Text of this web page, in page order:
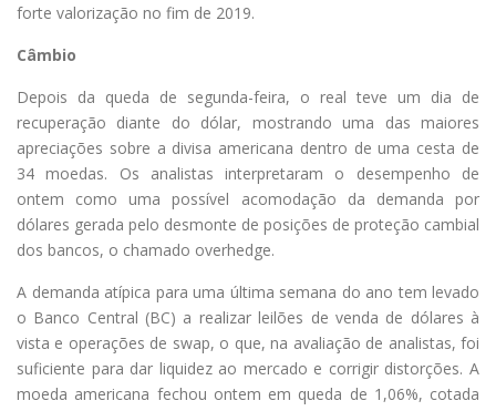
forte valorização no fim de 2019.
Câmbio
Depois da queda de segunda-feira, o real teve um dia de
recuperação diante do dólar, mostrando uma das maiores
apreciações sobre a divisa americana dentro de uma cesta de
34 moedas. Os analistas interpretaram o desempenho de
ontem como uma possível acomodação da demanda por
dólares gerada pelo desmonte de posições de proteção cambial
dos bancos, o chamado overhedge.
A demanda atípica para uma última semana do ano tem levado
o Banco Central (BC) a realizar leilões de venda de dólares à
vista e operações de swap, o que, na avaliação de analistas, foi
suficiente para dar liquidez ao mercado e corrigir distorções. A
moeda americana fechou ontem em queda de 1,06%, cotada